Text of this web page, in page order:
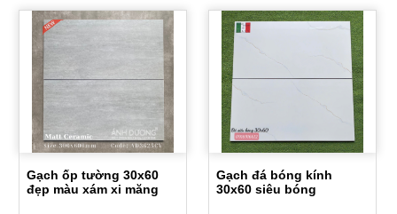
Gạch ốp tường 30x60
đẹp màu xám xi măng
Gạch đá bóng kính
30x60 siêu bóng